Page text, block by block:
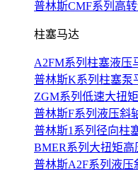
普林斯CMF系列高
柱塞马达
A2FM系列柱塞液压
普林斯K系列柱塞泵
ZGM系列低速大扭
普林斯F系列液压斜
普林斯1系列径向柱
BMER系列大扭矩高
普林斯A2F系列液压